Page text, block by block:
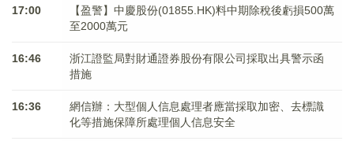
17:00
【盈警】中慶股份(01855.HK)料中期除稅後虧損500萬
至2000萬元
16:46
浙江證監局對財通證券股份有限公司採取出具警示函
措施
16:36
網信辦：大型個人信息處理者應當採取加密、去標識
化等措施保障所處理個人信息安全